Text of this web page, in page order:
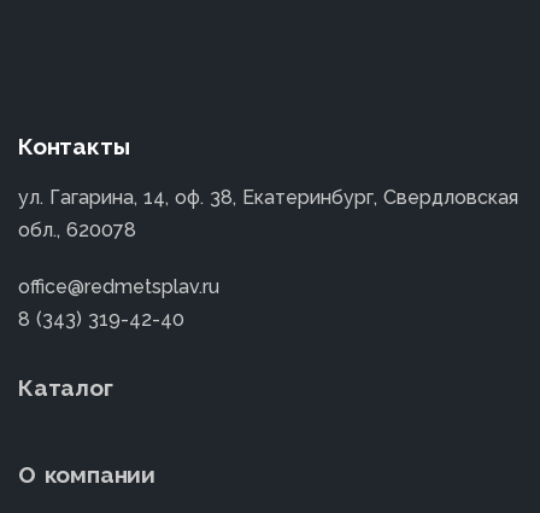
Контакты
ул. Гагарина, 14, оф. 38, Екатеринбург, Свердловская
обл., 620078
office@redmetsplav.ru
8 (343) 319-42-40
Каталог
О компании